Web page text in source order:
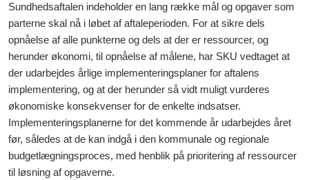
Sundhedsaftalen indeholder en lang række mål og opgaver som
parterne skal nå i løbet af aftaleperioden. For at sikre dels
opnåelse af alle punkterne og dels at der er ressourcer, og
herunder økonomi, til opnåelse af målene, har SKU vedtaget at
der udarbejdes årlige implementeringsplaner for aftalens
implementering, og at der herunder så vidt muligt vurderes
økonomiske konsekvenser for de enkelte indsatser.
Implementeringsplanerne for det kommende år udarbejdes året
før, således at de kan indgå i den kommunale og regionale
budgetlægningsproces, med henblik på prioritering af ressourcer
til løsning af opgaverne.